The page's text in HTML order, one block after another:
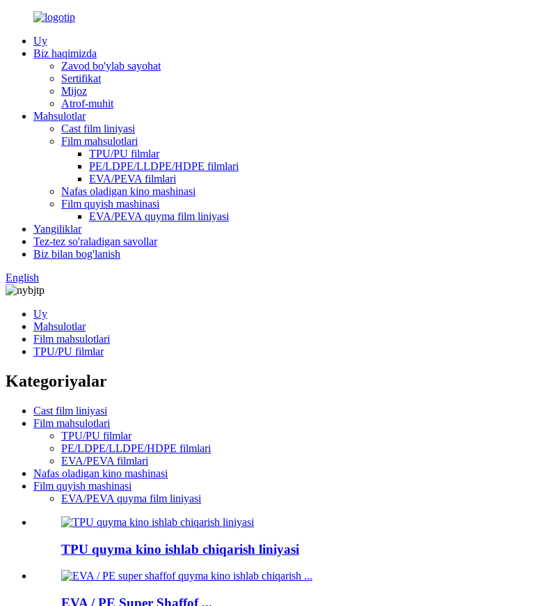
Uy
Biz haqimizda
Zavod bo'ylab sayohat
Sertifikat
Mijoz
Atrof-muhit
Mahsulotlar
Cast film liniyasi
Film mahsulotlari
TPU/PU filmlar
PE/LDPE/LLDPE/HDPE filmlari
EVA/PEVA filmlari
Nafas oladigan kino mashinasi
Film quyish mashinasi
EVA/PEVA quyma film liniyasi
Yangiliklar
Tez-tez so'raladigan savollar
Biz bilan bog'lanish
English
Uy
Mahsulotlar
Film mahsulotlari
TPU/PU filmlar
Kategoriyalar
Cast film liniyasi
Film mahsulotlari
TPU/PU filmlar
PE/LDPE/LLDPE/HDPE filmlari
EVA/PEVA filmlari
Nafas oladigan kino mashinasi
Film quyish mashinasi
EVA/PEVA quyma film liniyasi
TPU quyma kino ishlab chiqarish liniyasi
EVA / PE Super Shaffof ...